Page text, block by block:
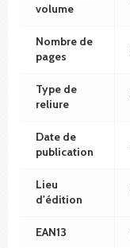
volume
Nombre de
pages
Type de
reliure
Date de
publication
Lieu
d'édition
EAN13